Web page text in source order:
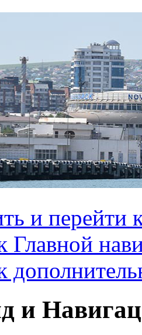
и перейти
Главной
и